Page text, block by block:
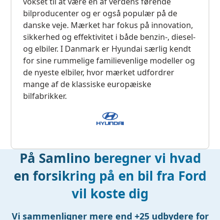
bilproducenter og er også populær på de
danske veje. Mærket har fokus på innovation,
sikkerhed og effektivitet i både benzin-, diesel-
og elbiler. I Danmark er Hyundai særlig kendt
for sine rummelige familievenlige modeller og
de nyeste elbiler, hvor mærket udfordrer
mange af de klassiske europæiske
bilfabrikker.
På Samlino beregner vi hvad
en forsikring på en bil fra Ford
vil koste dig
Vi sammenligner mere end +25 udbydere for